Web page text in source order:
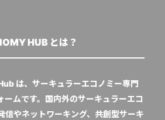
HUB とは？
は、サーキュラーエコノミー専門
ームです。国内外のサーキュラーエコ
信やネットワーキング、共創型サーキ